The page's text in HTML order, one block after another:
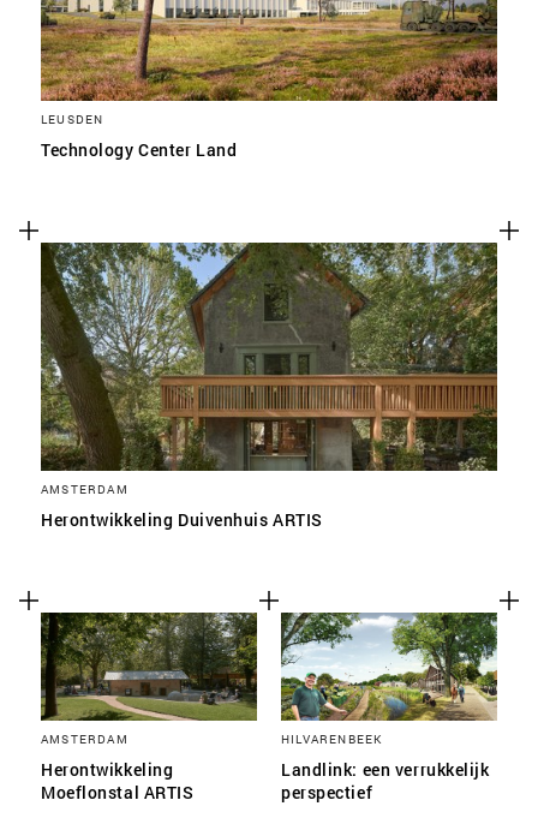
LEUSDEN
Technology Center Land
AMSTERDAM
Herontwikkeling Duivenhuis ARTIS
AMSTERDAM
Herontwikkeling
Moeflonstal ARTIS
HILVARENBEEK
Landlink: een verrukkelijk
perspectief